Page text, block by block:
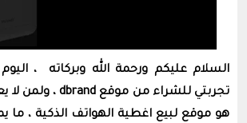
السلام عليكم ورحمة الله وبركاته ،
هو موقع لبيع اغطية الهواتف الذكية ، ما